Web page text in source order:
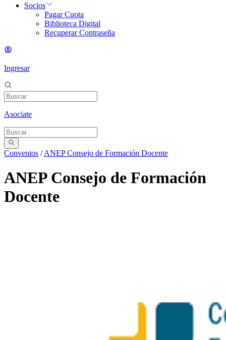
Socios
Pagar Cuota
Biblioteca Digital
Recuperar Contraseña
Ingresar
Asociate
Convenios /ANEP Consejo de Formación Docente
ANEP Consejo de Formación
Docente